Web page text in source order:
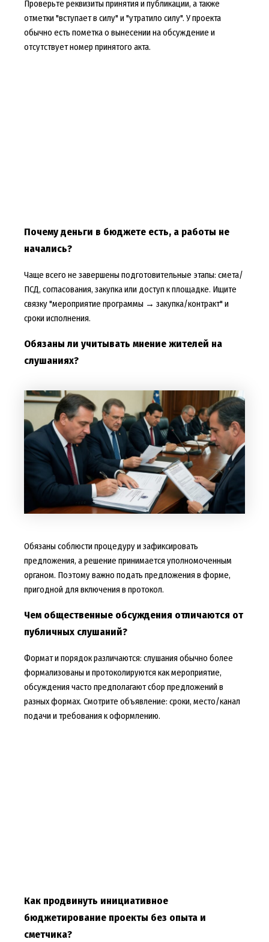
Проверьте реквизиты принятия и публикации, а также
отметки "вступает в силу" и "утратило силу". У проекта
обычно есть пометка о вынесении на обсуждение и
отсутствует номер принятого акта.
Почему деньги в бюджете есть, а работы не
начались?
Чаще всего не завершены подготовительные этапы: смета/
ПСД, согласования, закупка или доступ к площадке. Ищите
связку "мероприятие программы → закупка/контракт" и
сроки исполнения.
Обязаны ли учитывать мнение жителей на
слушаниях?
Обязаны соблюсти процедуру и зафиксировать
предложения, а решение принимается уполномоченным
органом. Поэтому важно подать предложения в форме,
пригодной для включения в протокол.
Чем общественные обсуждения отличаются от
публичных слушаний?
Формат и порядок различаются: слушания обычно более
формализованы и протоколируются как мероприятие,
обсуждения часто предполагают сбор предложений в
разных формах. Смотрите объявление: сроки, место/канал
подачи и требования к оформлению.
Как продвинуть инициативное
бюджетирование проекты без опыта и
сметчика?